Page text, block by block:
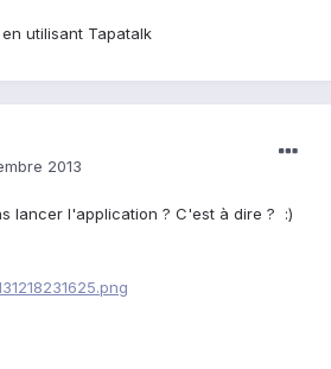
utilisant Tapatalk
2013
lancer l'application ? C'est à dire ? :)